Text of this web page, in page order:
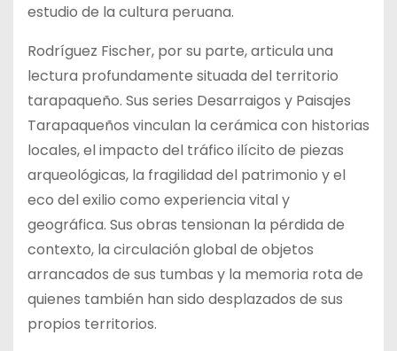
estudio de la cultura peruana.
Rodríguez Fischer, por su parte, articula una
lectura profundamente situada del territorio
tarapaqueño. Sus series Desarraigos y Paisajes
Tarapaqueños vinculan la cerámica con historias
locales, el impacto del tráfico ilícito de piezas
arqueológicas, la fragilidad del patrimonio y el
eco del exilio como experiencia vital y
geográfica. Sus obras tensionan la pérdida de
contexto, la circulación global de objetos
arrancados de sus tumbas y la memoria rota de
quienes también han sido desplazados de sus
propios territorios.